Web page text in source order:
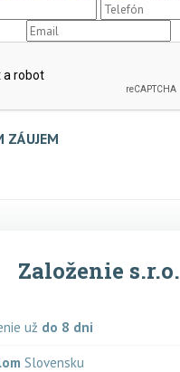
ZÁUJEM
Založenie s.r.o.
už do 8 dni
Slovensku